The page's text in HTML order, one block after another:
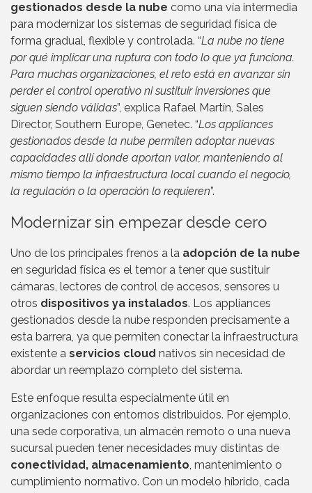
gestionados desde la nube como una vía intermedia
para modernizar los sistemas de seguridad física de
forma gradual, flexible y controlada. “La nube no tiene
por qué implicar una ruptura con todo lo que ya funciona.
Para muchas organizaciones, el reto está en avanzar sin
perder el control operativo ni sustituir inversiones que
siguen siendo válidas”, explica Rafael Martín, Sales
Director, Southern Europe, Genetec. “Los appliances
gestionados desde la nube permiten adoptar nuevas
capacidades allí donde aportan valor, manteniendo al
mismo tiempo la infraestructura local cuando el negocio,
la regulación o la operación lo requieren”.
Modernizar sin empezar desde cero
Uno de los principales frenos a la adopción de la nube
en seguridad física es el temor a tener que sustituir
cámaras, lectores de control de accesos, sensores u
otros dispositivos ya instalados. Los appliances
gestionados desde la nube responden precisamente a
esta barrera, ya que permiten conectar la infraestructura
existente a servicios cloud nativos sin necesidad de
abordar un reemplazo completo del sistema.
Este enfoque resulta especialmente útil en
organizaciones con entornos distribuidos. Por ejemplo,
una sede corporativa, un almacén remoto o una nueva
sucursal pueden tener necesidades muy distintas de
conectividad, almacenamiento, mantenimiento o
cumplimiento normativo. Con un modelo híbrido, cada